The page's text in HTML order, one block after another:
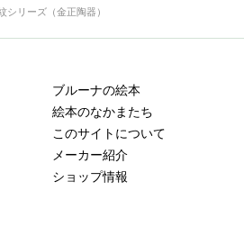
シリーズ（金正陶器）
ブルーナの絵本
絵本のなかまたち
このサイトについて
メーカー紹介
ショップ情報